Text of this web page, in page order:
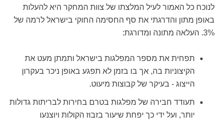
לנוכח כל האמור לעיל המלצתו של צוות המחקר היא להעלות
באופן מתון והדרגתי את סף החסימה החוקי בישראל לרמה של
3%. העלאה מתונה ומדורגת:
תפחית את מספר המפלגות בישראל ותמתן מעט את
הקיצוניות בה, אך בו בזמן לא תפגע באופן ניכר בעקרון
הייצוג - בעיקר של קבוצות מיעוט.
תעודד חבירה של מפלגות בטרם בחירות לבריתות גדולות
יותר, ועל ידי כך יפחת שיעור בזבוז הקולות ויוצנעו